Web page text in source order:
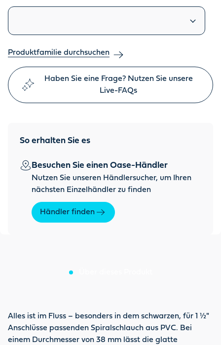
Ähnliche Produkte
Produktfamilie durchsuchen
Haben Sie eine Frage? Nutzen Sie unsere
Live-FAQs
So erhalten Sie es
Besuchen Sie einen Oase-Händler
Nutzen Sie unseren Händlersucher, um Ihren
nächsten Einzelhändler zu finden
Händler finden
Alles ist im Fluss – besonders in dem schwarzen, für 1 ½"
Anschlüsse passenden Spiralschlauch aus PVC. Bei
einem Durchmesser von 38 mm lässt die glatte